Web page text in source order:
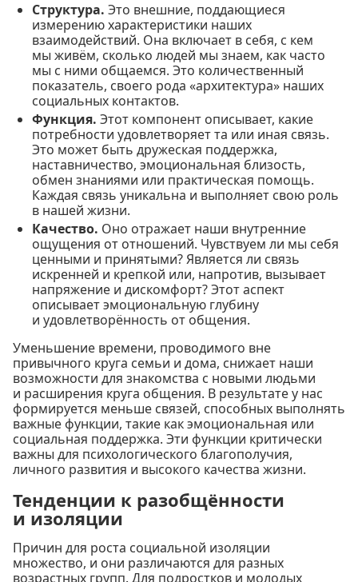
Структура. Это внешние, поддающиеся
измерению характеристики наших
взаимодействий. Она включает в себя, с кем
мы живём, сколько людей мы знаем, как часто
мы с ними общаемся. Это количественный
показатель, своего рода «архитектура» наших
социальных контактов.
Функция. Этот компонент описывает, какие
потребности удовлетворяет та или иная связь.
Это может быть дружеская поддержка,
наставничество, эмоциональная близость,
обмен знаниями или практическая помощь.
Каждая связь уникальна и выполняет свою роль
в нашей жизни.
Качество. Оно отражает наши внутренние
ощущения от отношений. Чувствуем ли мы себя
ценными и принятыми? Является ли связь
искренней и крепкой или, напротив, вызывает
напряжение и дискомфорт? Этот аспект
описывает эмоциональную глубину
и удовлетворённость от общения.
Уменьшение времени, проводимого вне
привычного круга семьи и дома, снижает наши
возможности для знакомства с новыми людьми
и расширения круга общения. В результате у нас
формируется меньше связей, способных выполнять
важные функции, такие как эмоциональная или
социальная поддержка. Эти функции критически
важны для психологического благополучия,
личного развития и высокого качества жизни.
Тенденции к разобщённости
и изоляции
Причин для роста социальной изоляции
множество, и они различаются для разных
возрастных групп. Для подростков и молодых